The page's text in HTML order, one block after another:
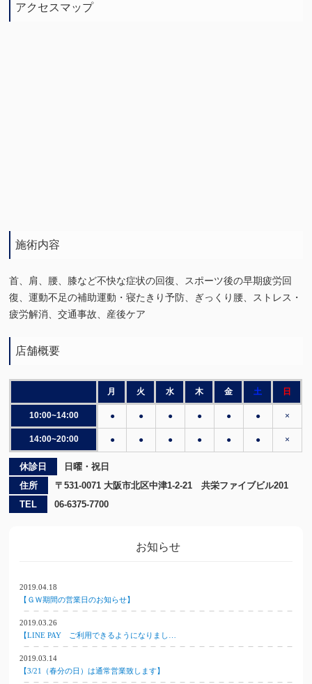
アクセスマップ
施術内容
首、肩、腰、膝など不快な症状の回復、スポーツ後の早期疲労回
復、運動不足の補助運動・寝たきり予防、ぎっくり腰、ストレス・
疲労解消、交通事故、産後ケア
店舗概要
月 火 水 木 金 土 日
10:00~14:00 ● ● ● ● ● ● ×
14:00~20:00 ● ● ● ● ● ● ×
休診日
日曜・祝日
住所
〒531-0071 大阪市北区中津1-2-21 共栄ファイブビル201
TEL
06-6375-7700
お知らせ
2019.04.18
【ＧＷ期間の営業日のお知らせ】
2019.03.26
【LINE PAY ご利用できるようになりまし…
2019.03.14
【3/21（春分の日）は通常営業致します】